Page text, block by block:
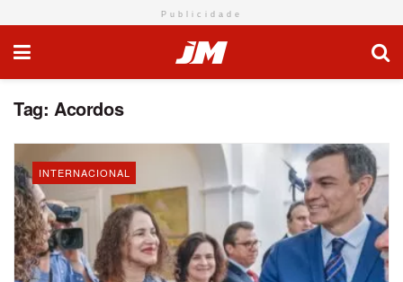
Publicidade
Tag: Acordos
INTERNACIONAL